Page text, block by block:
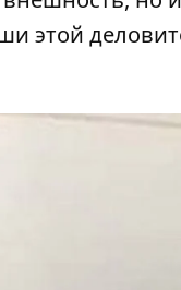
этой